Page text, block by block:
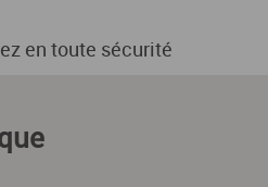
en toute sécurité